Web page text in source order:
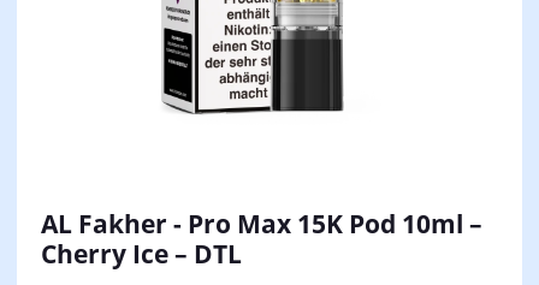
AL Fakher - Pro Max 15K Pod 10ml –
Cherry Ice – DTL